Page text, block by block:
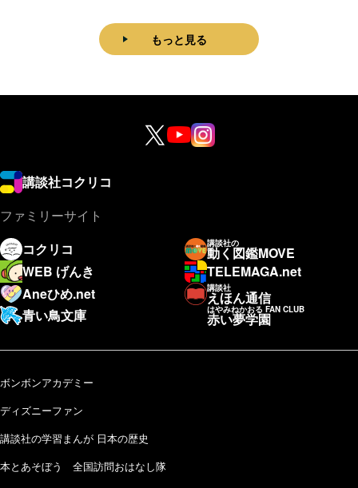
もっと見る
講談社コクリコ
ファミリーサイト
コクリコ
講談社の
動く図鑑MOVE
WEB げんき
TELEMAGA.net
Aneひめ.net
講談社
えほん通信
青い鳥文庫
はやみねかおる FAN CLUB
赤い夢学園
ボンボンアカデミー
ディズニーファン
講談社の学習まんが 日本の歴史
本とあそぼう 全国訪問おはなし隊